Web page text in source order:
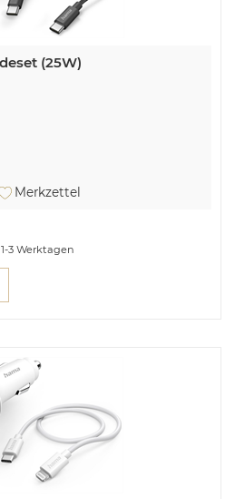
(25W)
Merkzettel
3 Werktagen